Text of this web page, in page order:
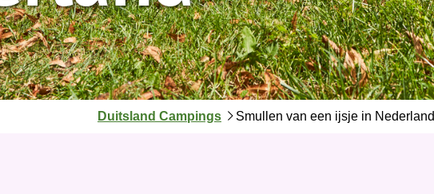
J
Duitsland Campings Smullen van een ijsje in Nederland